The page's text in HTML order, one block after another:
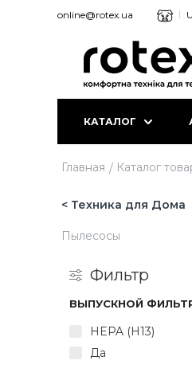
online@rotex.ua
КАТАЛОГ
Главная Каталог
< Техника для Дома
Пылесосы
Фильтр
ВЫПУСКНОЙ
HEPA (H13)
Да